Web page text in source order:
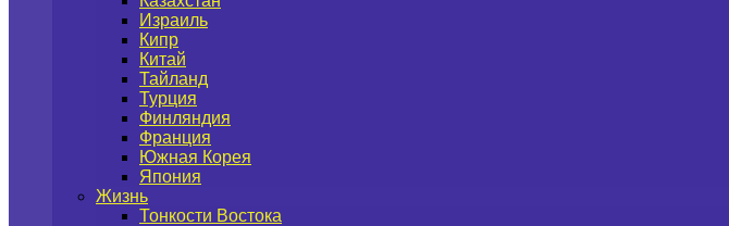
Израиль
Кипр
Китай
Тайланд
Турция
Финляндия
Франция
Южная Корея
Япония
Жизнь
Тонкости Востока